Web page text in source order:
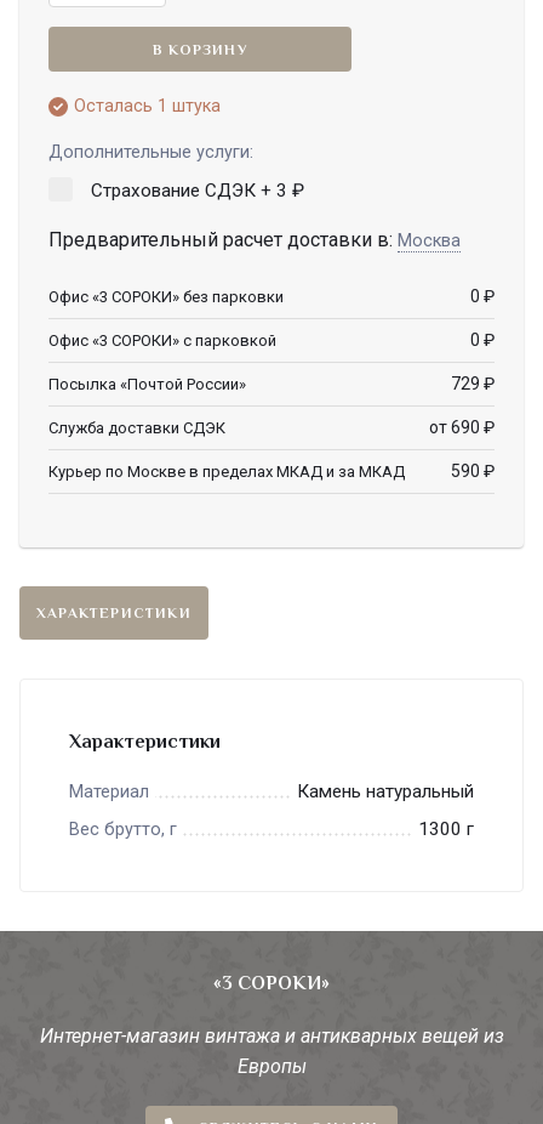
В КОРЗИНУ
Осталась 1 штука
Дополнительные услуги:
Страхование СДЭК + 3 ₽
Предварительный расчет доставки в: Москва
Офис «3 СОРОКИ» без парковки 0 ₽
Офис «3 СОРОКИ» с парковкой 0 ₽
Посылка «Почтой России» 729 ₽
Служба доставки СДЭК от 690 ₽
Курьер по Москве в пределах МКАД и за МКАД 590 ₽
ХАРАКТЕРИСТИКИ
Характеристики
Материал Камень натуральный
Вес брутто, г 1300 г
«3 СОРОКИ»
Интернет-магазин винтажа и антикварных вещей из
Европы